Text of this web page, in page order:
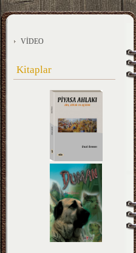
VİDEO
Kitaplar